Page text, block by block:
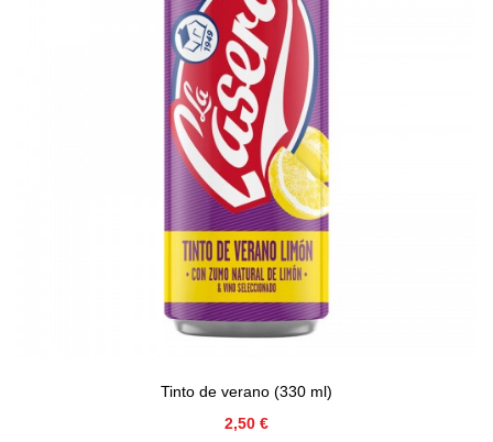
Tinto de verano (330 ml)
Precio
2,50 €